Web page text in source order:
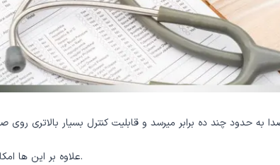
حدود چند ده برابر میرسد و قابليت كنترل بسيار بالاتری روی
علاوه بر این ها امکان بلندتر کردن طول تیوب گوشی طبی بدون ایجاد مشکل تضعیف صدا نیز وجود دارد.